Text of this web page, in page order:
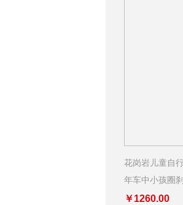
花岗岩儿童自
年车中小孩圈
￥1260.00